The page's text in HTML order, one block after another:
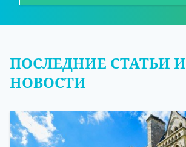
ПОСЛЕДНИЕ СТАТЬИ И
НОВОСТИ